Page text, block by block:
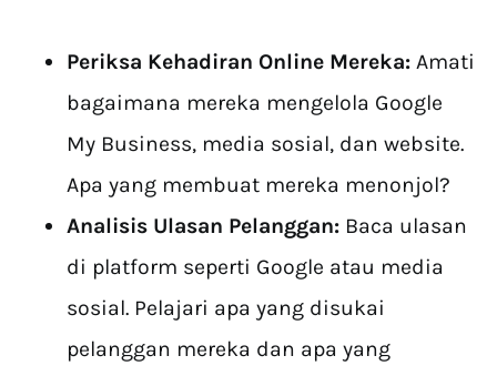
Periksa Kehadiran Online Mereka: Amati
bagaimana mereka mengelola Google
My Business, media sosial, dan website.
Apa yang membuat mereka menonjol?
Analisis Ulasan Pelanggan: Baca ulasan
di platform seperti Google atau media
sosial. Pelajari apa yang disukai
pelanggan mereka dan apa yang